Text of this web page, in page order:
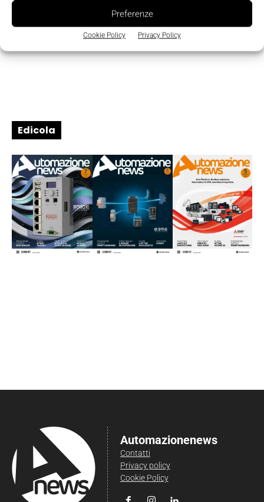
Preferenze
Cookie Policy Privacy Policy
Edicola
Automazionenews
Contatti
Privacy policy
Cookie Policy